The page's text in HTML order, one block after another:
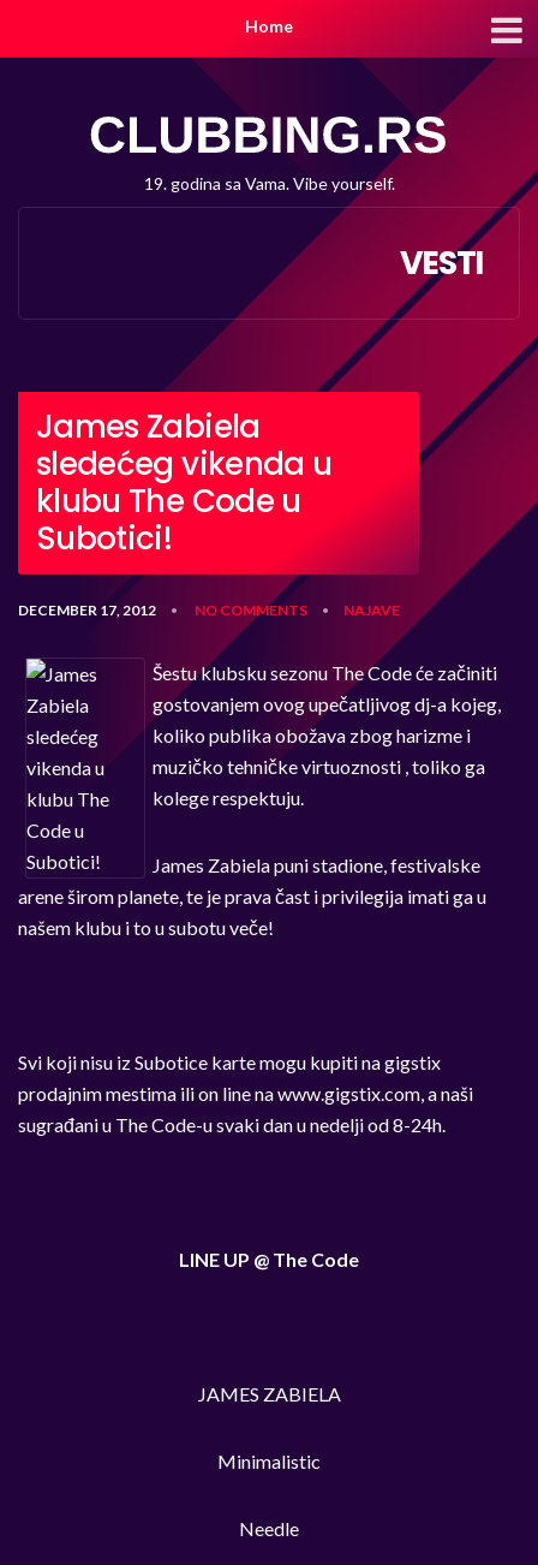
Home
19. godina sa Vama. Vibe yourself.
VESTI
James Zabiela
sledećeg vikenda u
klubu The Code u
Subotici!
DECEMBER 17, 2012 • NO COMMENTS • NAJAVE
Šestu klubsku sezonu The Code će začiniti
gostovanjem ovog upečatljivog dj-a kojeg,
koliko publika obožava zbog harizme i
muzičko tehničke virtuoznosti , toliko ga
kolege respektuju.
James Zabiela puni stadione, festivalske
arene širom planete, te je prava čast i privilegija imati ga u
našem klubu i to u subotu veče!
Svi koji nisu iz Subotice karte mogu kupiti na gigstix
prodajnim mestima ili on line na www.gigstix.com, a naši
sugrađani u The Code-u svaki dan u nedelji od 8-24h.
LINE UP @ The Code
JAMES ZABIELA
Minimalistic
Needle